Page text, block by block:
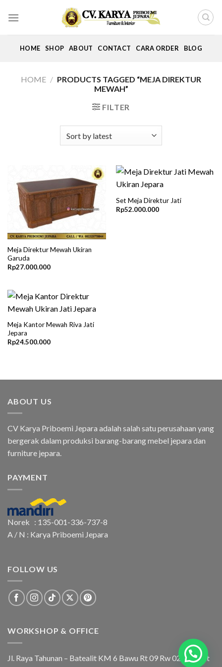
HOME SHOP ABOUT CONTACT CARA ORDER BLOG
HOME / PRODUCTS TAGGED “MEJA DIREKTUR
MEWAH”
FILTER
Meja Direktur Mewah Ukiran
Garuda
Rp27.000.000
Set Meja Direktur Jati
Rp52.000.000
Meja Kantor Mewah Riva Jati
Jepara
Rp24.500.000
ABOUT US
CV Karya Priboemi Jepara adalah salah satu perusahaan yang
bergerak dalam produksi barang-barang mebel jepara dan
furniture jepara.
PAYMENT
Norek : 135-001-336-737-8
A / N : Karya Priboemi Jepara
FOLLOW US
WORKSHOP & OFFICE
Jl. Raya Tahunan – Batealit KM 6 Bawu Rt 09 Rw 02 Batealit